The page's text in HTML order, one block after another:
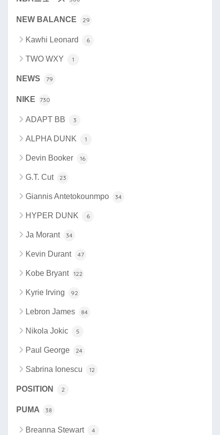
NEW BALANCE 29
Kawhi Leonard 6
TWO WXY 1
NEWS 79
NIKE 730
ADAPT BB 3
ALPHA DUNK 1
Devin Booker 16
G.T. Cut 23
Giannis Antetokounmpo 34
HYPER DUNK 6
Ja Morant 34
Kevin Durant 47
Kobe Bryant 122
Kyrie Irving 92
Lebron James 84
Nikola Jokic 5
Paul George 24
Sabrina Ionescu 12
POSITION 2
PUMA 38
Breanna Stewart 4